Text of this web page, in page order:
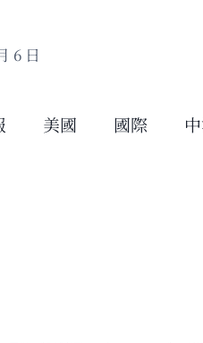
6 日
美國 國際